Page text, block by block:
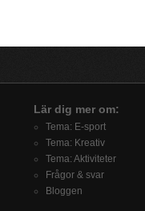
Lär dig mer om:
Tema: E-sport
Tema: Kreativ
Tema: Aktiviteter
Frågor & svar
Bloggen